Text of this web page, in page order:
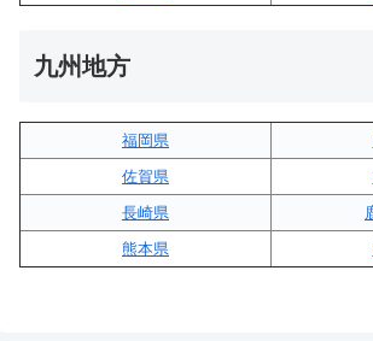
九州地方
福岡県
佐賀県
長崎県
熊本県